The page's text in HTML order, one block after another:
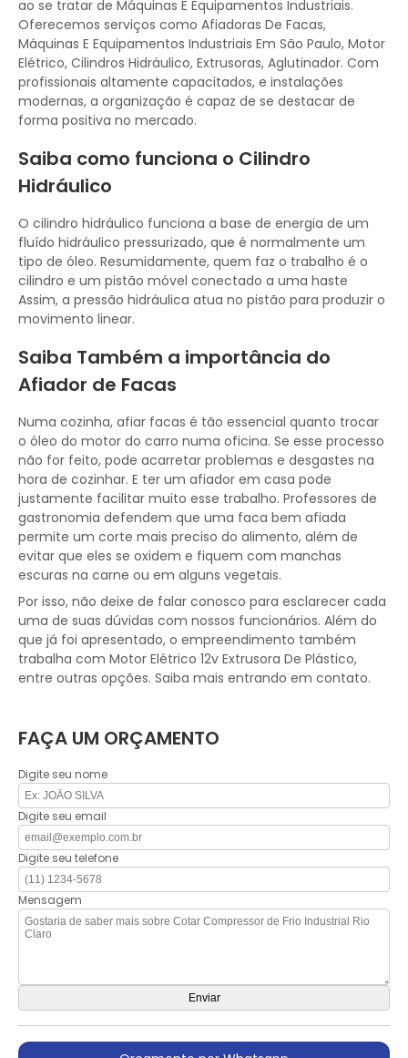
ao se tratar de Máquinas E Equipamentos Industriais.
Oferecemos serviços como Afiadoras De Facas,
Máquinas E Equipamentos Industriais Em São Paulo, Motor
Elétrico, Cilindros Hidráulico, Extrusoras, Aglutinador. Com
profissionais altamente capacitados, e instalações
modernas, a organização é capaz de se destacar de
forma positiva no mercado.
Saiba como funciona o Cilindro
Hidráulico
O cilindro hidráulico funciona a base de energia de um
fluído hidráulico pressurizado, que é normalmente um
tipo de óleo. Resumidamente, quem faz o trabalho é o
cilindro e um pistão móvel conectado a uma haste
Assim, a pressão hidráulica atua no pistão para produzir o
movimento linear.
Saiba Também a importância do
Afiador de Facas
Numa cozinha, afiar facas é tão essencial quanto trocar
o óleo do motor do carro numa oficina. Se esse processo
não for feito, pode acarretar problemas e desgastes na
hora de cozinhar. E ter um afiador em casa pode
justamente facilitar muito esse trabalho. Professores de
gastronomia defendem que uma faca bem afiada
permite um corte mais preciso do alimento, além de
evitar que eles se oxidem e fiquem com manchas
escuras na carne ou em alguns vegetais.
Por isso, não deixe de falar conosco para esclarecer cada
uma de suas dúvidas com nossos funcionários. Além do
que já foi apresentado, o empreendimento também
trabalha com Motor Elétrico 12v Extrusora De Plástico,
entre outras opções. Saiba mais entrando em contato.
FAÇA UM ORÇAMENTO
Digite seu nome
Digite seu email
Digite seu telefone
Mensagem